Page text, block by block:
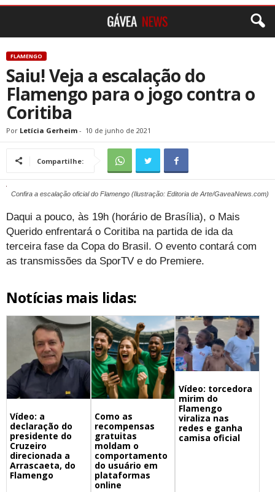
FLAMENGO
Saiu! Veja a escalação do
Flamengo para o jogo contra o
Coritiba
Por Letícia Gerheim - 10 de junho de 2021
Compartilhe:
Confira a escalação oficial do Flamengo (Ilustração: Editoria de Arte/GaveaNews.com)
Daqui a pouco, às 19h (horário de Brasília), o Mais
Querido enfrentará o Coritiba na partida de ida da
terceira fase da Copa do Brasil. O evento contará com
as transmissões da SporTV e do Premiere.
Notícias mais lidas:
Vídeo: a
declaração do
presidente do
Cruzeiro
direcionada a
Arrascaeta, do
Flamengo
Como as
recompensas
gratuitas
moldam o
comportamento
do usuário em
plataformas
online
Vídeo: torcedora
mirim do
Flamengo
viraliza nas
redes e ganha
camisa oficial